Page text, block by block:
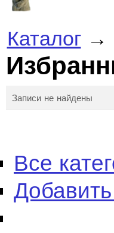
Каталог→
Записи не найдены
Все